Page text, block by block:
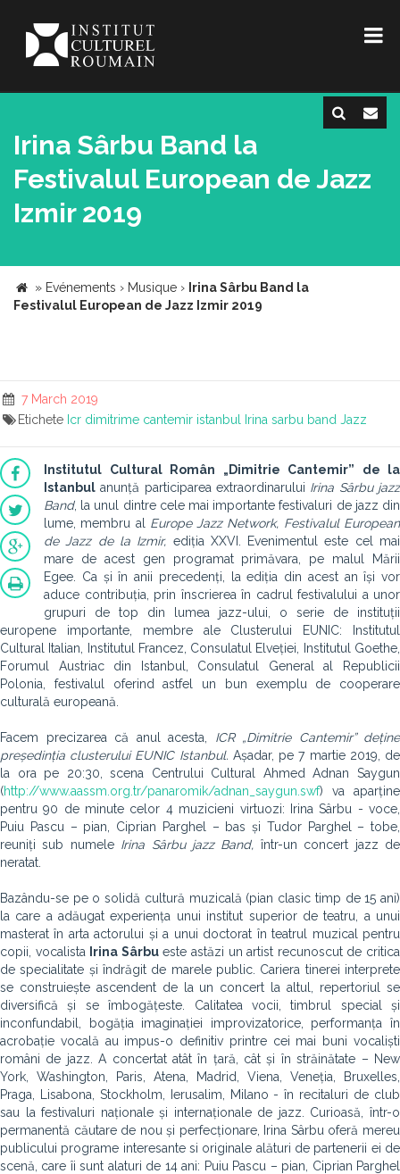
Irina Sârbu Band la
Festivalul European de Jazz
Izmir 2019
» Evénements › Musique › Irina Sârbu Band la
Festivalul European de Jazz Izmir 2019
7 March 2019
Etichete Icr dimitrime cantemir istanbul Irina sarbu band Jazz
Institutul Cultural Român „Dimitrie Cantemir” de la
Istanbul anunță participarea extraordinarului Irina Sârbu jazz
Band, la unul dintre cele mai importante festivaluri de jazz din
lume, membru al Europe Jazz Network, Festivalul European
de Jazz de la Izmir, ediția XXVI. Evenimentul este cel mai
mare de acest gen programat primăvara, pe malul Mării
Egee. Ca și în anii precedenți, la ediția din acest an își vor
aduce contribuția, prin înscrierea în cadrul festivalului a unor
grupuri de top din lumea jazz-ului, o serie de instituții
europene importante, membre ale Clusterului EUNIC: Institutul
Cultural Italian, Institutul Francez, Consulatul Elveției, Institutul Goethe,
Forumul Austriac din Istanbul, Consulatul General al Republicii
Polonia, festivalul oferind astfel un bun exemplu de cooperare
culturală europeană.
Facem precizarea că anul acesta, ICR „Dimitrie Cantemir” deține
președinția clusterului EUNIC Istanbul. Așadar, pe 7 martie 2019, de
la ora pe 20:30, scena Centrului Cultural Ahmed Adnan Saygun
(http://www.aassm.org.tr/panaromik/adnan_saygun.swf) va aparține
pentru 90 de minute celor 4 muzicieni virtuozi: Irina Sârbu - voce,
Puiu Pascu – pian, Ciprian Parghel – bas și Tudor Parghel – tobe,
reuniți sub numele Irina Sârbu jazz Band, într-un concert jazz de
neratat.
Bazându-se pe o solidă cultură muzicală (pian clasic timp de 15 ani)
la care a adăugat experiența unui institut superior de teatru, a unui
masterat în arta actorului și a unui doctorat în teatrul muzical pentru
copii, vocalista
Irina Sârbueste astăzi un artist recunoscut de critica
de specialitate și îndrăgit de marele public. Cariera tinerei interprete
se construiește ascendent de la un concert la altul, repertoriul se
diversifică și se îmbogățeste. Calitatea vocii, timbrul special și
inconfundabil, bogăția imaginației improvizatorice, performanța în
acrobație vocală au impus-o definitiv printre cei mai buni vocaliști
români de jazz. A concertat atât în țară, cât și în străinătate – New
York, Washington, Paris, Atena, Madrid, Viena, Veneția, Bruxelles,
Praga, Lisabona, Stockholm, Ierusalim, Milano - în recitaluri de club
sau la festivaluri naționale și internaționale de jazz. Curioasă, într-o
permanentă căutare de nou și perfecționare, Irina Sârbu oferă mereu
publicului programe interesante si originale alături de partenerii ei de
scenă, care îi sunt alaturi de 14 ani: Puiu Pascu – pian, Ciprian Parghel